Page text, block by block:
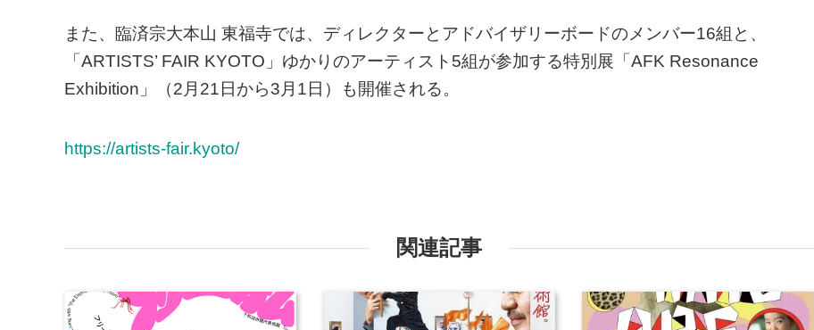
また、臨済宗大本山 東福寺では、ディレクターとアドバイザリーボードのメンバー16組と、
「ARTISTS’ FAIR KYOTO」ゆかりのアーティスト5組が参加する特別展「AFK Resonance
Exhibition」（2月21日から3月1日）も開催される。
https://artists-fair.kyoto/
関連記事